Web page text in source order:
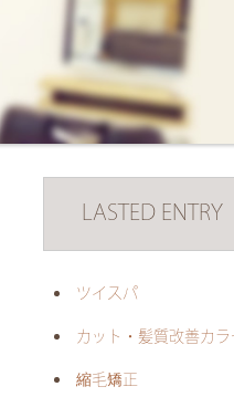
LASTED ENTRY
ツイスパ
カット・髪質改善カラ
縮毛矯正